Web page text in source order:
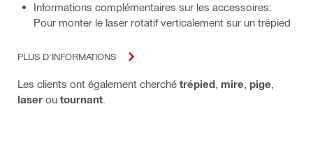
Informations complémentaires sur les accessoires:
Pour monter le laser rotatif verticalement sur un trépied
PLUS D'INFORMATIONS
Les clients ont également cherché trépied mire pige
laser ou tournant